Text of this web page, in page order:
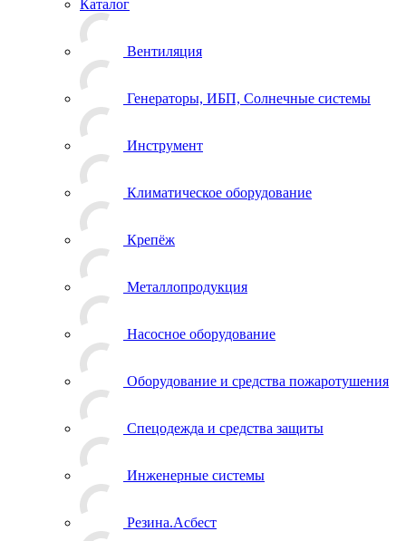
Каталог
Вентиляция
Генераторы, ИБП, Солнечные системы
Инструмент
Климатическое оборудование
Крепёж
Металлопродукция
Насосное оборудование
Оборудование и средства пожаротушения
Спецодежда и средства защиты
Инженерные системы
Резина.Асбест